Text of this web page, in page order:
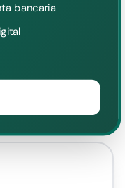
bancaria